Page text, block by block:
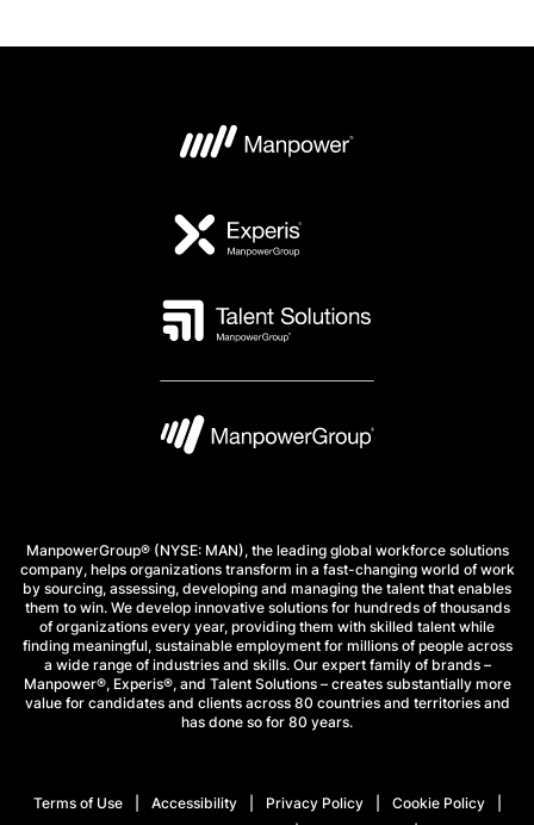
ManpowerGroup® (NYSE: MAN), the leading global workforce solutions
company, helps organizations transform in a fast-changing world of work
by sourcing, assessing, developing and managing the talent that enables
them to win. We develop innovative solutions for hundreds of thousands
of organizations every year, providing them with skilled talent while
finding meaningful, sustainable employment for millions of people across
a wide range of industries and skills. Our expert family of brands –
Manpower®, Experis®, and Talent Solutions – creates substantially more
value for candidates and clients across 80 countries and territories and
has done so for 80 years.
Terms of Use Accessibility Privacy Policy Cookie Policy